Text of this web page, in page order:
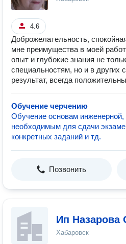
4.6
Доброжелательность,
мне преимущества в моей
опыт и глубокие знания не
специальностям, но и в других
результат, всегда
Обучение черчению
Обучение основам инженерной,
необходимым для сдачи
конкретных заданий и тд.
Позвонить
Ип Назарова
Хабаровск